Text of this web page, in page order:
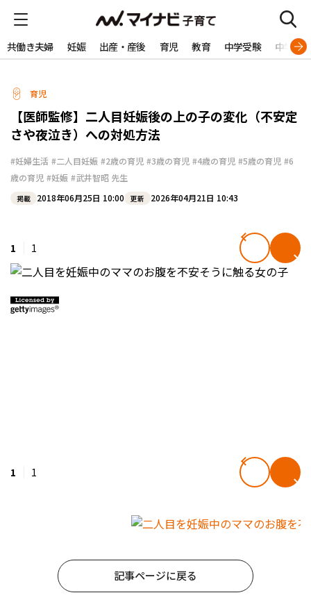
共働き夫婦 妊娠 出産・産後 育児 教育 中学受験 中学生
育児
【医師監修】二人目妊娠後の上の子の変化（不安定
さや夜泣き）への対処方法
#妊婦生活 #二人目妊娠 #2歳の育児 #3歳の育児 #4歳の育児 #5歳の育児 #6
歳の育児 #妊娠 #武井智昭 先生
掲載 2018年06月25日 10:00 更新 2026年04月21日 10:43
1 1
1 1
記事ページに戻る